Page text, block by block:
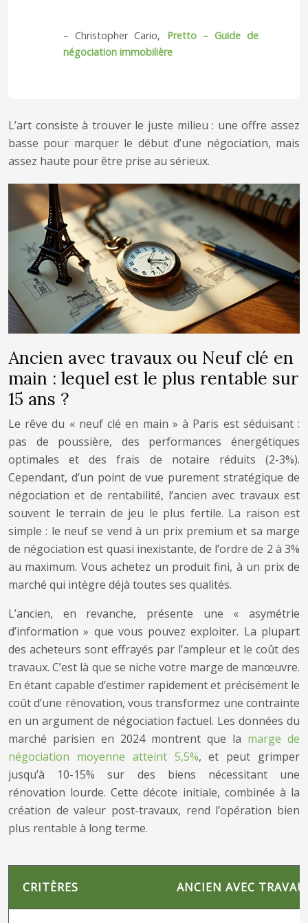
– Christopher Cario, Pretto – Guide de
négociation immobilière
L’art consiste à trouver le juste milieu : une offre assez
basse pour marquer le début d’une négociation, mais
assez haute pour être prise au sérieux.
Ancien avec travaux ou Neuf clé en
main : lequel est le plus rentable sur
15 ans ?
Le rêve du « neuf clé en main » à Paris est séduisant :
pas de poussière, des performances énergétiques
optimales et des frais de notaire réduits (2-3%).
Cependant, d’un point de vue purement stratégique de
négociation et de rentabilité, l’ancien avec travaux est
souvent le terrain de jeu le plus fertile. La raison est
simple : le neuf se vend à un prix premium et sa marge
de négociation est quasi inexistante, de l’ordre de 2 à 3%
au maximum. Vous achetez un produit fini, à un prix de
marché qui intègre déjà toutes ses qualités.
L’ancien, en revanche, présente une « asymétrie
d’information » que vous pouvez exploiter. La plupart
des acheteurs sont effrayés par l’ampleur et le coût des
travaux. C’est là que se niche votre marge de manœuvre.
En étant capable d’estimer rapidement et précisément le
coût d’une rénovation, vous transformez une contrainte
en un argument de négociation factuel. Les données du
marché parisien en 2024 montrent que la marge de
négociation moyenne atteint 5,5%, et peut grimper
jusqu’à 10-15% sur des biens nécessitant une
rénovation lourde. Cette décote initiale, combinée à la
création de valeur post-travaux, rend l’opération bien
plus rentable à long terme.
CRITÈRES ANCIEN AVEC